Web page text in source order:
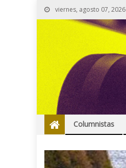
viernes, agosto 07, 2026
Columnistas